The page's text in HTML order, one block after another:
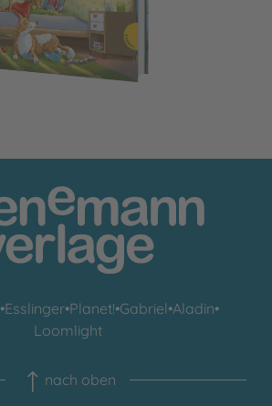
•Esslinger•Planet!•Gabriel•Aladin•
Loomlight
nach oben